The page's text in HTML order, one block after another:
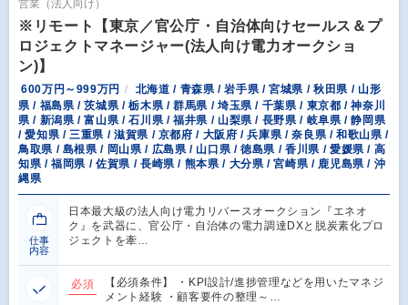
営業（法人向け）
※リモート【東京／官公庁・自治体向けセールス＆プ
ロジェクトマネージャー(法人向け電力オークショ
ン)】
600万円～999万円
北海道 / 青森県 / 岩手県 / 宮城県 / 秋田県 / 山形
県 / 福島県 / 茨城県 / 栃木県 / 群馬県 / 埼玉県 / 千葉県 / 東京都 / 神奈川
県 / 新潟県 / 富山県 / 石川県 / 福井県 / 山梨県 / 長野県 / 岐阜県 / 静岡県
/ 愛知県 / 三重県 / 滋賀県 / 京都府 / 大阪府 / 兵庫県 / 奈良県 / 和歌山県 /
鳥取県 / 島根県 / 岡山県 / 広島県 / 山口県 / 徳島県 / 香川県 / 愛媛県 / 高
知県 / 福岡県 / 佐賀県 / 長崎県 / 熊本県 / 大分県 / 宮崎県 / 鹿児島県 / 沖
縄県
仕事
内容
日本最大級の法人向け電力リバースオークション『エネオ
ク』を武器に、官公庁・自治体の電力調達DXと脱炭素化プロ
ジェクトを牽…
必須
【必須条件】 ・KPI設計/進捗管理などを用いたマネジ
メント経験 ・顧客要件の整理～…